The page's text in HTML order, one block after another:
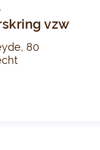
vzw
80